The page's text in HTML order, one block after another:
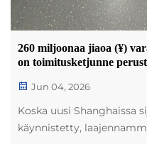
260 miljoonaa jiaoa (¥)
on toimitusketjunne
Jun 04, 2026
Koska uusi Shanghaissa
käynnistetty,